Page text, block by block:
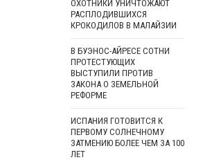
ОХОТНИКИ УНИЧТОЖАЮТ
РАСПЛОДИВШИХСЯ
КРОКОДИЛОВ В МАЛАЙЗИИ
В БУЭНОС-АЙРЕСЕ СОТНИ
ПРОТЕСТУЮЩИХ
ВЫСТУПИЛИ ПРОТИВ
ЗАКОНА О ЗЕМЕЛЬНОЙ
РЕФОРМЕ
ИСПАНИЯ ГОТОВИТСЯ К
ПЕРВОМУ СОЛНЕЧНОМУ
ЗАТМЕНИЮ БОЛЕЕ ЧЕМ ЗА 100
ЛЕТ